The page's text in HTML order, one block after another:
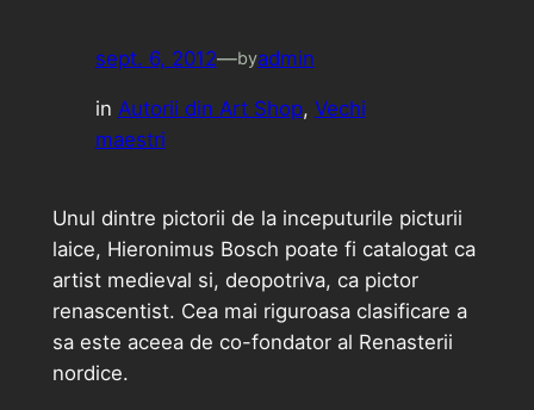
sept. 6, 2012—byadmin
in Autorii din Art Shop, Vechi
maestri
Unul dintre pictorii de la inceputurile picturii
laice, Hieronimus Bosch poate fi catalogat ca
artist medieval si, deopotriva, ca pictor
renascentist. Cea mai riguroasa clasificare a
sa este aceea de co-fondator al Renasterii
nordice.